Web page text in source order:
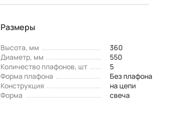
Размеры
Высота, мм
360
Диаметр, мм
550
Количество плафонов, шт
5
Форма плафона
Без плафона
Конструкция
на цепи
Форма
свеча